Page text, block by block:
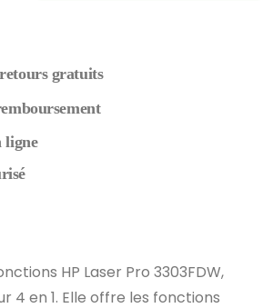
gratuits
ligne
HP Laser Pro 3303FDW,
4 en 1. Elle offre les fonctions